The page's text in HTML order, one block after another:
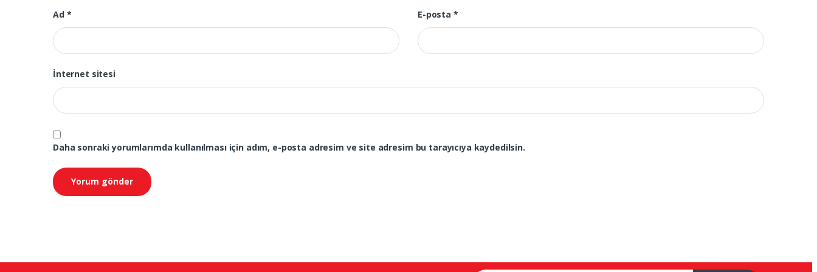
Ad * E-posta *
İnternet sitesi
Daha sonraki yorumlarımda kullanılması için adım, e-posta adresim ve site adresim bu tarayıcıya kaydedilsin.